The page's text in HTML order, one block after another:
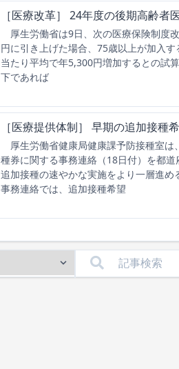
［医療改革］ 24年度の後期高齢
厚生労働省は9日、次の医療保険制度
円に引き上げた場合、75歳以上が加入
当たり平均で年5,300円増加するとの試
下であれば
［医療提供体制］ 早期の追加接
厚生労働省健康局健康課予防接種室は
種券に関する事務連絡（18日付）を都道
追加接種の速やかな実施をより一層進
事務連絡では、追加接種希望